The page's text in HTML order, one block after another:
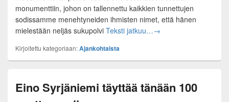
monumenttiin, johon on tallennettu kaikkien tunnettujen
sodissamme menehtyneiden ihmisten nimet, että hänen
mielestään neljäs sukupolvi Teksti jatkuu…Tauno Oksanen
→
Kirjoitettu kategoriaan:Ajankohtaista
Eino Syrjäniemi täyttää tänään 100